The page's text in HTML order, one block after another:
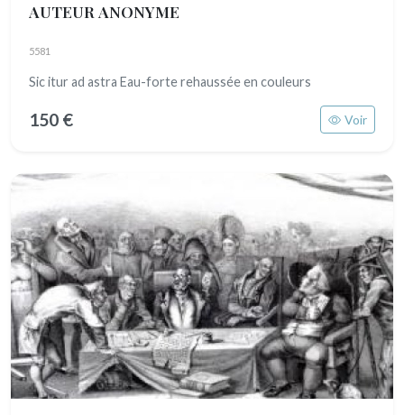
AUTEUR ANONYME
5581
Sic itur ad astra Eau-forte rehaussée en couleurs
150 € Voir